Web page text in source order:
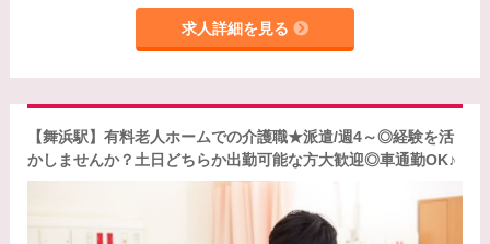
求人詳細を見る
【舞浜駅】有料老人ホームでの介護職★派遣/週4～◎経験を活
かしませんか？土日どちらか出勤可能な方大歓迎◎車通勤OK♪